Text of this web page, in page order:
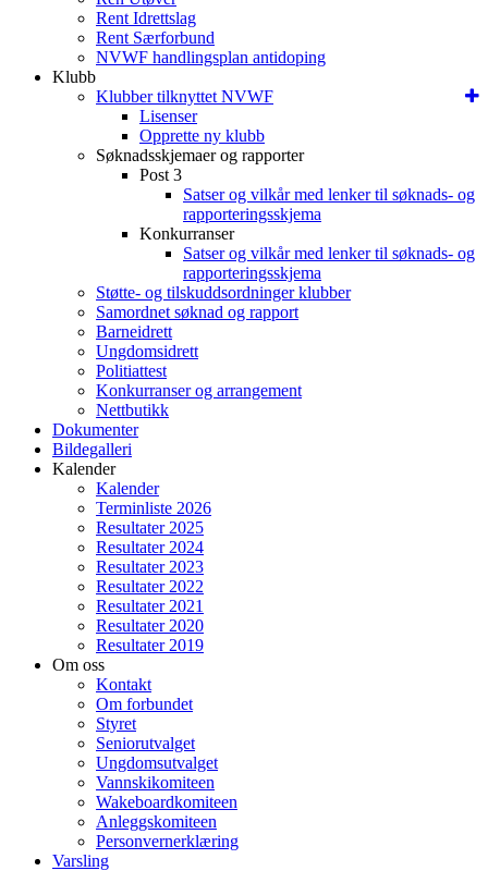
Rent Idrettslag
Rent Særforbund
NVWF handlingsplan antidoping
Klubb
Klubber tilknyttet NVWF
Lisenser
Opprette ny klubb
Søknadsskjemaer og rapporter
Post 3
Satser og vilkår med lenker til søknads- og
rapporteringsskjema
Konkurranser
Satser og vilkår med lenker til søknads- og
rapporteringsskjema
Støtte- og tilskuddsordninger klubber
Samordnet søknad og rapport
Barneidrett
Ungdomsidrett
Politiattest
Konkurranser og arrangement
Nettbutikk
Dokumenter
Bildegalleri
Kalender
Kalender
Terminliste 2026
Resultater 2025
Resultater 2024
Resultater 2023
Resultater 2022
Resultater 2021
Resultater 2020
Resultater 2019
Om oss
Kontakt
Om forbundet
Styret
Seniorutvalget
Ungdomsutvalget
Vannskikomiteen
Wakeboardkomiteen
Anleggskomiteen
Personvernerklæring
Varsling